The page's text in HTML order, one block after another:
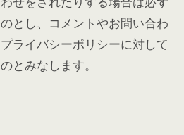
とし、コメントやお問い合わ
ライバシーポリシーに対して
とみなします。